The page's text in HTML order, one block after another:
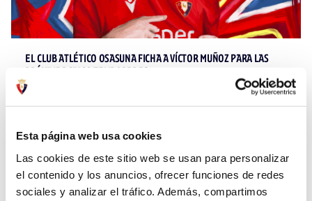
Esta página web usa cookies
Las cookies de este sitio web se usan para personalizar
el contenido y los anuncios, ofrecer funciones de redes
sociales y analizar el tráfico. Además, compartimos
EL CLUB ATLÉTICO OSASUNA FICHA A VÍCTOR MUÑOZ PARA LAS
OTRAS 11 jul. 2025